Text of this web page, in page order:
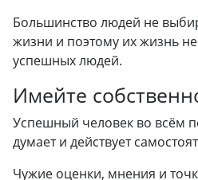
Большинство людей не
жизни и поэтому их жизнь не
успешных людей.
Имейте
Успешный человек во всём
думает и действует
Чужие оценки, мнения и